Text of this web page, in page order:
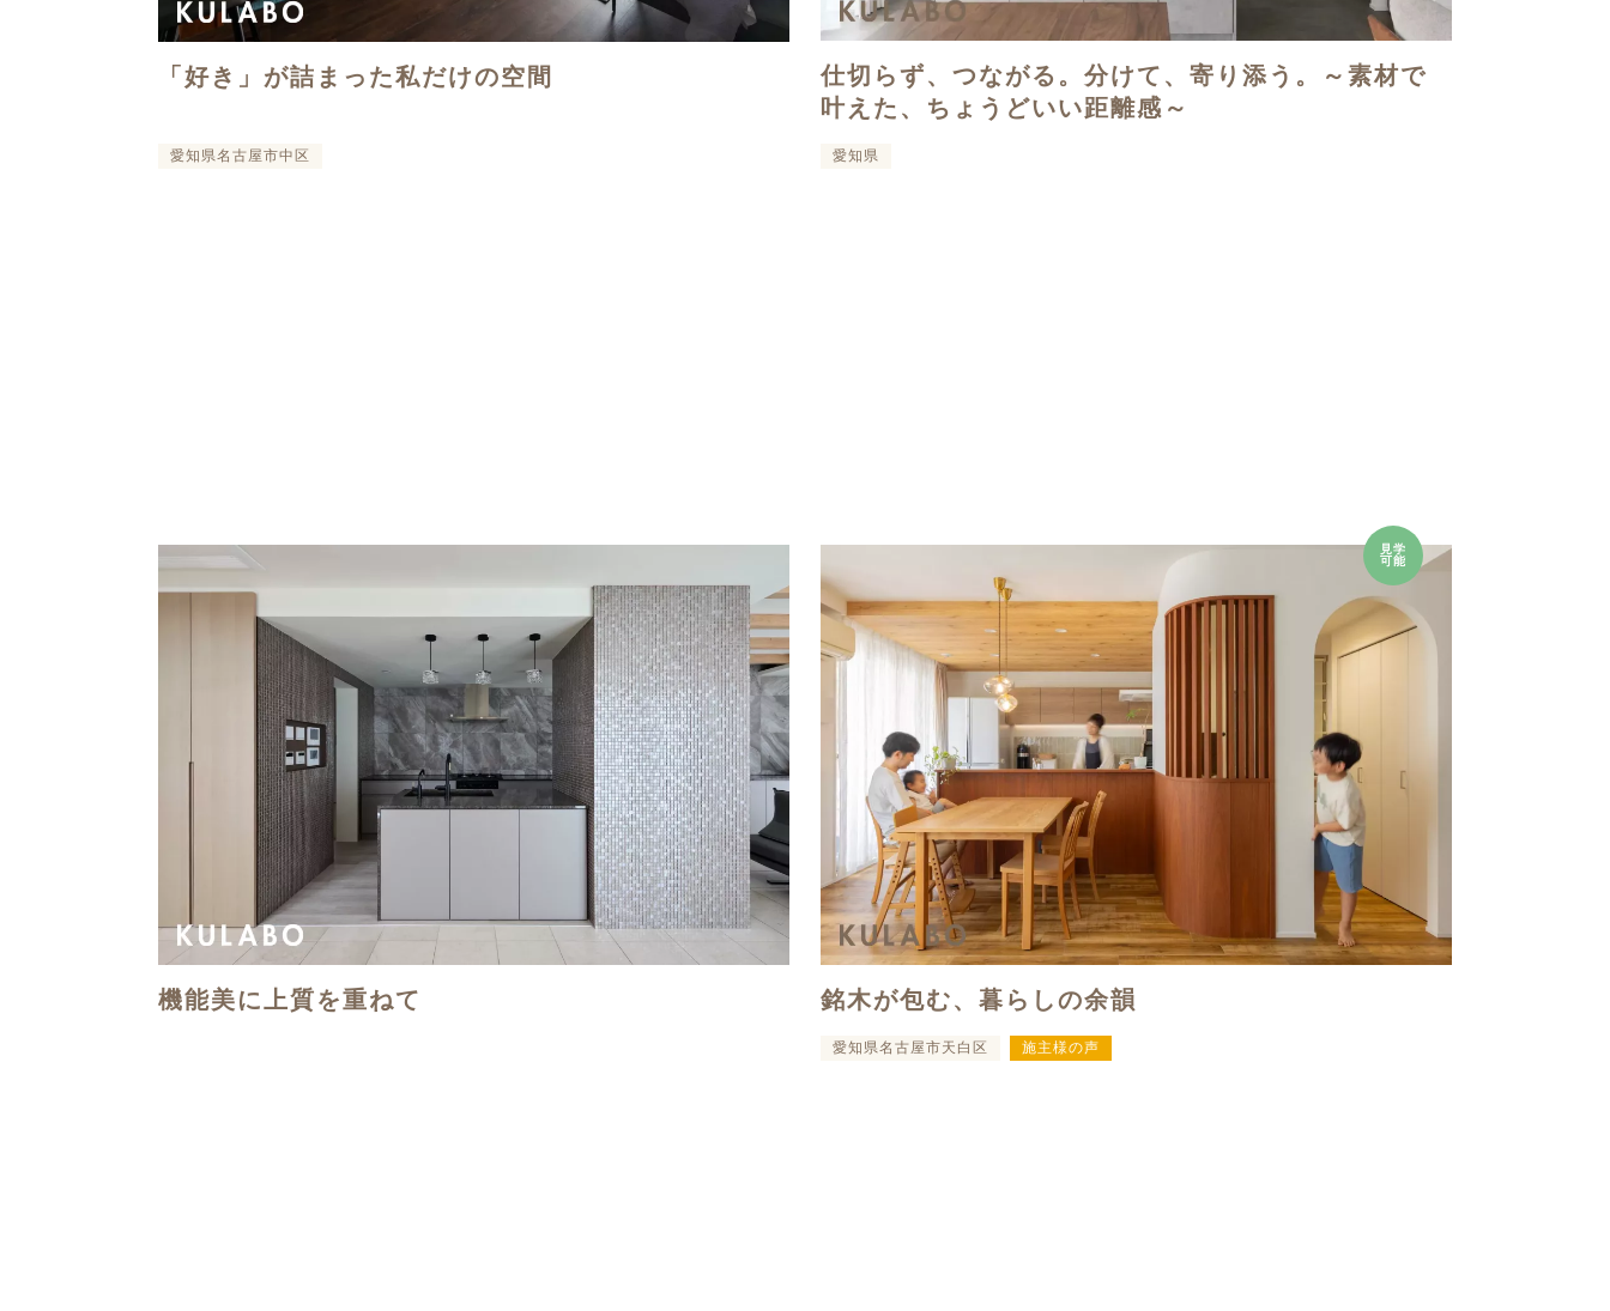
「好き」が詰まった私だけの空間
愛知県名古屋市中区
仕切らず、つながる。分けて、寄り添う。～素材で
叶えた、ちょうどいい距離感～
愛知県
機能美に上質を重ねて
見学
可能
銘木が包む、暮らしの余韻
愛知県名古屋市天白区 施主様の声